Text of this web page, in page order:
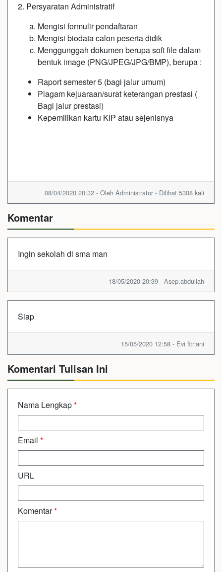
2. Persyaratan Administratif
Mengisi formulir pendaftaran
Mengisi biodata calon peserta didik
Menggunggah dokumen berupa soft file dalam
bentuk image (PNG/JPEG/JPG/BMP), berupa :
Raport semester 5 (bagi jalur umum)
Piagam kejuaraan/surat keterangan prestasi (
Bagi jalur prestasi)
Kepemilikan kartu KIP atau sejenisnya
08/04/2020 20:32 - Oleh Administrator - Dilihat 5308 kali
Komentar
Ingin sekolah di sma man
18/05/2020 20:39 - Asep.abdullah
Siap
15/05/2020 12:58 - Evi fitriani
Komentari Tulisan Ini
Nama Lengkap*
Email *
URL
Komentar*